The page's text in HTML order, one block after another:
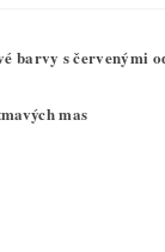
barvy s červenými
mas